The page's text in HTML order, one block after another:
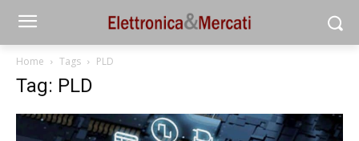
Home Tags PLD
Tag: PLD